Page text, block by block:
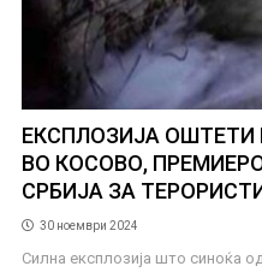
ЕКСПЛОЗИЈА
ВО КОСОВО,
СРБИЈА ЗА
30 ноември 2024
Силна експлозија што синоќа